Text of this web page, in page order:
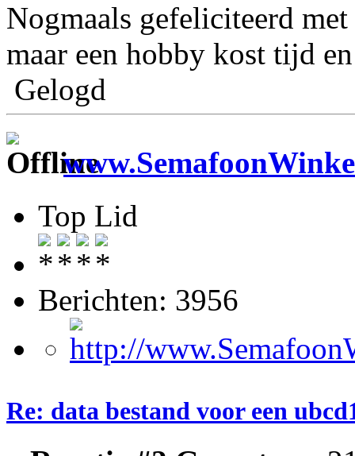
Nogmaals gefeliciteerd met
maar een hobby kost tijd
Gelogd
Top Lid
Berichten: 3956
Re: data bestand voor een